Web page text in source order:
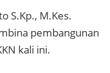
S.Kp., M.Kes.
pembangunan
kali ini.